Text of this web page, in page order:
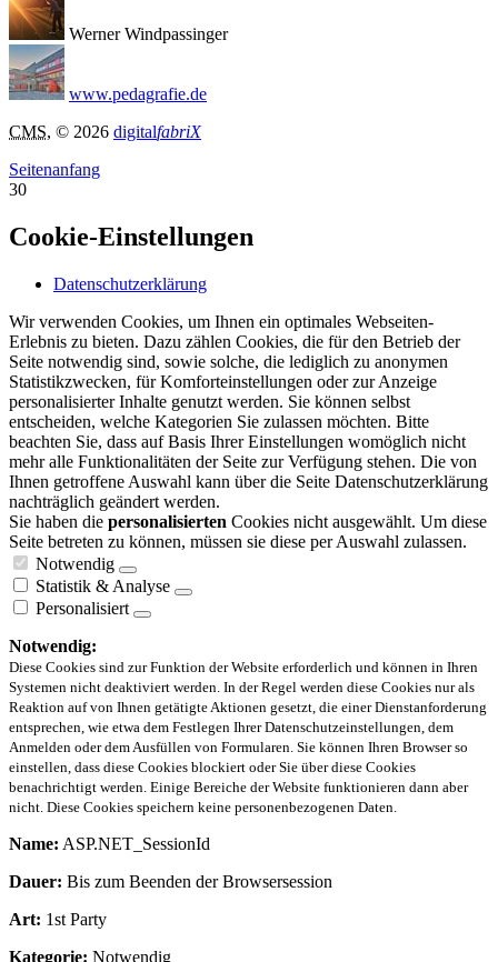
Werner Windpassinger
www.pedagrafie.de
CMS, © 2026 digitalfabriX
Seitenanfang
30
Cookie-Einstellungen
Datenschutzerklärung
Wir verwenden Cookies, um Ihnen ein optimales Webseiten-
Erlebnis zu bieten. Dazu zählen Cookies, die für den Betrieb der
Seite notwendig sind, sowie solche, die lediglich zu anonymen
Statistikzwecken, für Komforteinstellungen oder zur Anzeige
personalisierter Inhalte genutzt werden. Sie können selbst
entscheiden, welche Kategorien Sie zulassen möchten. Bitte
beachten Sie, dass auf Basis Ihrer Einstellungen womöglich nicht
mehr alle Funktionalitäten der Seite zur Verfügung stehen. Die von
Ihnen getroffene Auswahl kann über die Seite Datenschutzerklärung
nachträglich geändert werden.
Sie haben die personalisierten Cookies nicht ausgewählt. Um diese
Seite betreten zu können, müssen sie diese per Auswahl zulassen.
Notwendig
Statistik & Analyse
Personalisiert
Notwendig:
Diese Cookies sind zur Funktion der Website erforderlich und können in Ihren
Systemen nicht deaktiviert werden. In der Regel werden diese Cookies nur als
Reaktion auf von Ihnen getätigte Aktionen gesetzt, die einer Dienstanforderung
entsprechen, wie etwa dem Festlegen Ihrer Datenschutzeinstellungen, dem
Anmelden oder dem Ausfüllen von Formularen. Sie können Ihren Browser so
einstellen, dass diese Cookies blockiert oder Sie über diese Cookies
benachrichtigt werden. Einige Bereiche der Website funktionieren dann aber
nicht. Diese Cookies speichern keine personenbezogenen Daten.
Name: ASP.NET_SessionId
Dauer: Bis zum Beenden der Browsersession
Art: 1st Party
Kategorie: Notwendig